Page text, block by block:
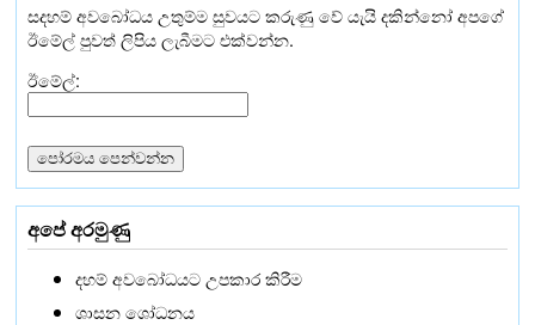
සදහම් අවබෝධය උතුම්ම සුවයට කරුණු වේ යැයි දකින්නෝ අපගේ
ඊමේල් පුවත් ලිපිය ලැබීමට එක්වන්න.
ඊමේල්:
අපේ අරමුණු
දහම් අවබෝධයට උපකාර කිරීම
ශාසන ශෝධනය